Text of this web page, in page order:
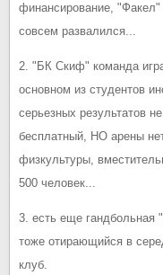
финансирование, "Факел"
совсем развалился...
2. "БК Скиф" команда
основном из студентов
серьезных результатов
бесплатный, НО арены
физкультуры,
500 человек...
3. есть еще гандбольная
тоже отирающийся в
клуб.